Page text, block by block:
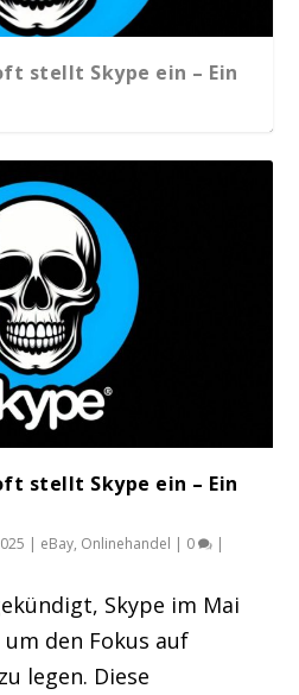
stellt Skype ein – Ein
10 Tipps
stellt Skype ein – Ein
| eBay, Onlinehandel | 0 |
Skype im Mai
den Fokus auf
legen. Diese